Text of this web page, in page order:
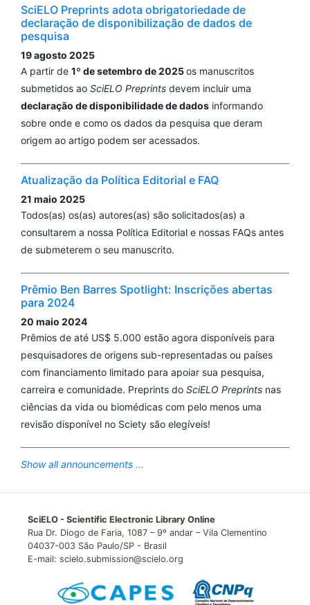
SciELO Preprints adota obrigatoriedade de
declaração de disponibilização de dados de
pesquisa
19 agosto 2025
A partir de 1º de setembro de 2025os manuscritos
submetidos ao SciELO Preprints devem incluir uma
declaração de disponibilidade de dados informando
sobre onde e como os dados da pesquisa que deram
origem ao artigo podem ser acessados.
Atualização da Política Editorial e FAQ
21 maio 2025
Todos(as) os(as) autores(as) são solicitados(as) a
consultarem a nossa Política Editorial e nossas FAQs antes
de submeterem o seu manuscrito.
Prêmio Ben Barres Spotlight: Inscrições abertas
para 2024
20 maio 2024
Prêmios de até US$ 5.000 estão agora disponíveis para
pesquisadores de origens sub-representadas ou países
com financiamento limitado para apoiar sua pesquisa,
carreira e comunidade. Preprints do SciELO Preprints nas
ciências da vida ou biomédicas com pelo menos uma
revisão disponível no Sciety são elegíveis!
Show all announcements ...
SciELO - Scientific Electronic Library Online
Rua Dr. Diogo de Faria, 1087 – 9º andar – Vila Clementino
04037-003 São Paulo/SP - Brasil
E-mail: scielo.submission@scielo.org